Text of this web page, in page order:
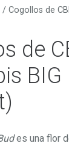
/ Cogollos de
de
BIG
es una flor